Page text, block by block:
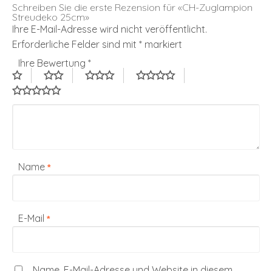
Schreiben Sie die erste Rezension für «CH-Zuglampion
Streudeko 25cm»
Ihre E-Mail-Adresse wird nicht veröffentlicht.
Erforderliche Felder sind mit * markiert
Ihre Bewertung *
Name *
E-Mail *